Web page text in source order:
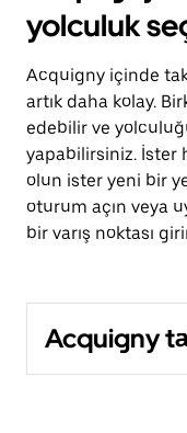
yolculuk
Acquigny içinde
artık daha kolay.
edebilir ve
yapabilirsiniz. İster
olun ister yeni bir
oturum açın veya
bir varış noktası
Acquigny